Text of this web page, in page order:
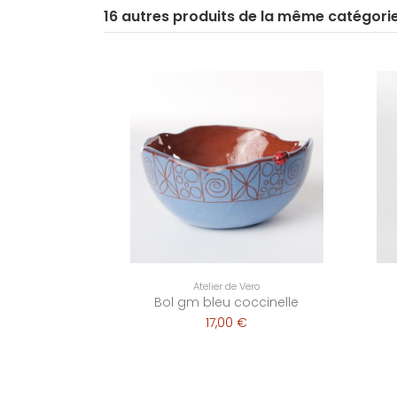
16 autres produits de la même
Atelier de Vero
Bol gm bleu coccinelle
17,00 €